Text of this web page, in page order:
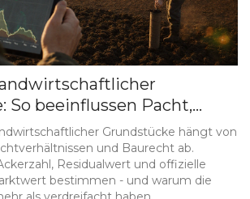
So beeinflussen Pacht,
und Baurecht denGrundstücke hängt von
und Baurecht ab.
Residualwert und offizielle
bestimmen - und warum die